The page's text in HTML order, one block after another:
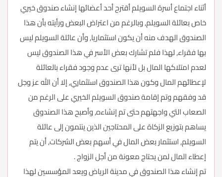
أثناء اجتماع أسرة السويلم أقترح أحد أعضائها إنشاء صندوق خيري
خاص بعائلة السويلم, وبالرغم من اعتراض البعض ورأيته بأن هذا
الصندوق الهدف منه أن يكون استثماريا, وأن عائلة السويلم ليس
بها فقراء, لهذا فلم تشارك بعض الأسر في هذا الصندوق ليس
لعدم امتلاكها المال بل لأنها ترى عدم وجود فقراء بالعائلة
لإعطائهم المال وكون هذا الصندوق استثماري, إلا أن الله عز وجل
قد وفقهم وتم إقامة صندوق السويلم الخيري على الرغم من
الصعاب التي واجهتهم حتى تم إنشاءه, وأصبح هذا الصندوق
يساهم بتوزيع الزكاة على المحتاجين الذين ينتمون إلى عائلة
السويلم, استثمار بعض المال في أسهم بعض الشركات, أن يتم
إعطاء المال لمن يحتاج معونة من أجل الزواج .
تم إنشاء هذا الصندوق في مدينة الرياض ويعد المؤسسين لهذا